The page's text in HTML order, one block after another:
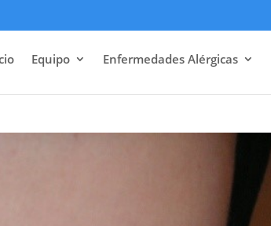
Equipo Enfermedades Alérgicas